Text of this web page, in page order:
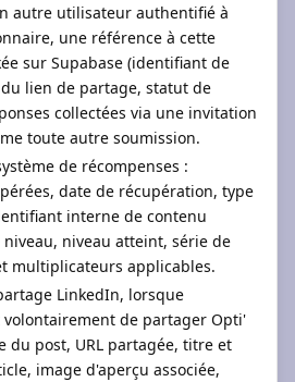
autre utilisateur authentifié à
une référence à cette
sur Supabase (identifiant de
lien de partage, statut de
collectées via une invitation
toute autre soumission.
de récompenses :
date de récupération, type
interne de contenu
niveau atteint, série de
multiplicateurs applicables.
LinkedIn, lorsque
de partager Opti'
du post, URL partagée, titre et
image d'aperçu associée,